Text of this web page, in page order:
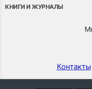
КНИГИ И ЖУРНАЛЫ
Контакты